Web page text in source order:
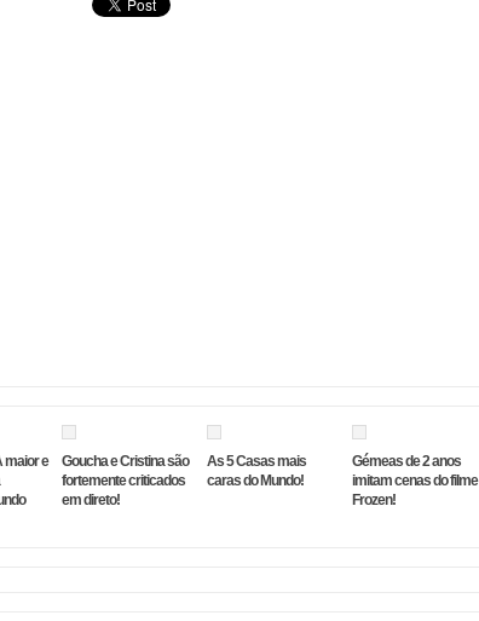
maior e
Goucha e Cristina são
fortemente criticados
em direto!
As 5 Casas mais
caras do Mundo!
Gémeas de 2 anos
imitam cenas do filme
Frozen!